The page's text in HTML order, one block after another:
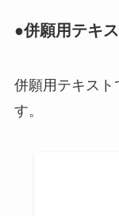
●併願用テキ
併願用テキス
す。